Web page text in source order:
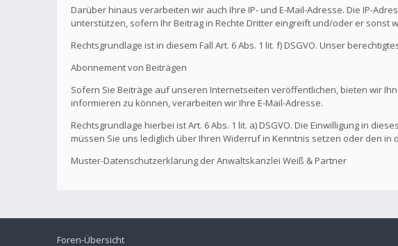
Darüber hinaus verarbeiten wir auch Ihre IP- und E-Mail-Adresse. Die IP-
unterstützen, sofern Ihr Beitrag in Rechte Dritter eingreift und/oder er sonst
Rechtsgrundlage ist in diesem Fall Art. 6 Abs. 1 lit. f) DSGVO. Unser
Abonnement von Beiträgen
Sofern Sie Beiträge auf unseren Internetseiten veröffentlichen, bieten wir
informieren zu können, verarbeiten wir Ihre E-Mail-Adresse.
Rechtsgrundlage hierbei ist Art. 6 Abs. 1 lit. a) DSGVO. Die Einwilligung in
müssen Sie uns lediglich über Ihren Widerruf in Kenntnis setzen oder den in
Muster-Datenschutzerklärung der Anwaltskanzlei Weiß & Partner
Foren-Übersicht